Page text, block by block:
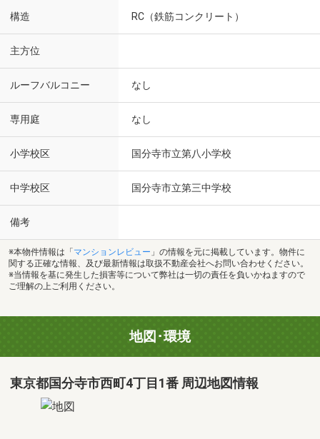
構造 RC（鉄筋コンクリート）
主方位
ルーフバルコニー なし
専用庭 なし
小学校区 国分寺市立第八小学校
中学校区 国分寺市立第三中学校
備考
※本物件情報は「 マンションレビュー 」の情報を元に掲載しています。物件に
関する正確な情報、及び最新情報は取扱不動産会社へお問い合わせください。
※当情報を基に発生した損害等について弊社は一切の責任を負いかねますので
ご理解の上ご利用ください。
地図･環境
東京都国分寺市西町4丁目1番 周辺地図情報